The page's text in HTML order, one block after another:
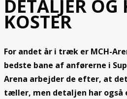
DETALJER
KOSTER
For andet år i træk er MCH-
bedste bane af anførerne i
Arena arbejder de efter, at
tæller, men detaljen har også